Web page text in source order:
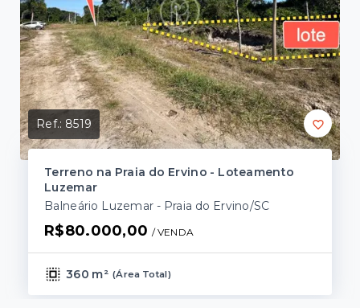
Ref.: 8519
Terreno na Praia do Ervino - Loteamento
Luzemar
Balneário Luzemar - Praia do Ervino/SC
R$80.000,00 / VENDA
360 m² (Área Total)